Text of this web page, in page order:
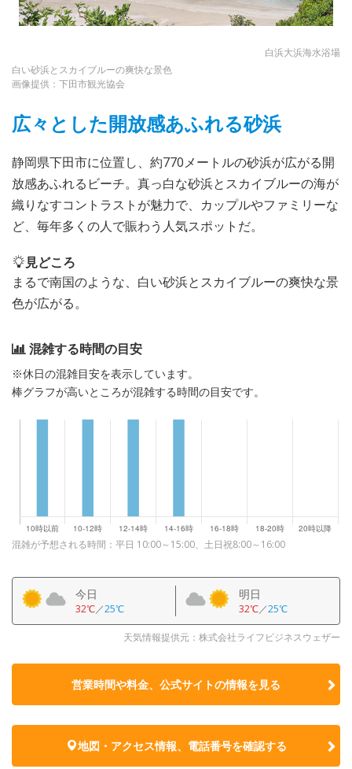
白浜大浜海水浴場
白い砂浜とスカイブルーの爽快な景色
画像提供：下田市観光協会
広々とした開放感あふれる砂浜
静岡県下田市に位置し、約770メートルの砂浜が広がる開
放感あふれるビーチ。真っ白な砂浜とスカイブルーの海が
織りなすコントラストが魅力で、カップルやファミリーな
ど、毎年多くの人で賑わう人気スポットだ。
見どころ
まるで南国のような、白い砂浜とスカイブルーの爽快な景
色が広がる。
混雑する時間の目安
※休日の混雑目安を表示しています。
棒グラフが高いところが混雑する時間の目安です。
混雑が予想される時間：平日 10:00～15:00、土日祝8:00～16:00
今日
32℃／25℃
明日
32℃／25℃
天気情報提供元：株式会社ライフビジネスウェザー
営業時間や料金、公式サイトの情報を見る
地図・アクセス情報、電話番号を確認する